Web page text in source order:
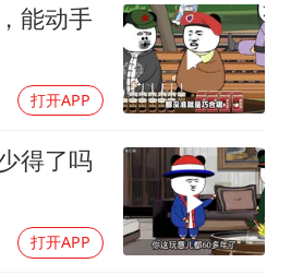
国游”持续带火“中国购”
你常吃的兰州拉面要改名了
张家界中心汽车站候车厅漏水如瀑布
坚持党全面领导和党中央集中统一领导
能动手
打开APP
得了吗
打开APP